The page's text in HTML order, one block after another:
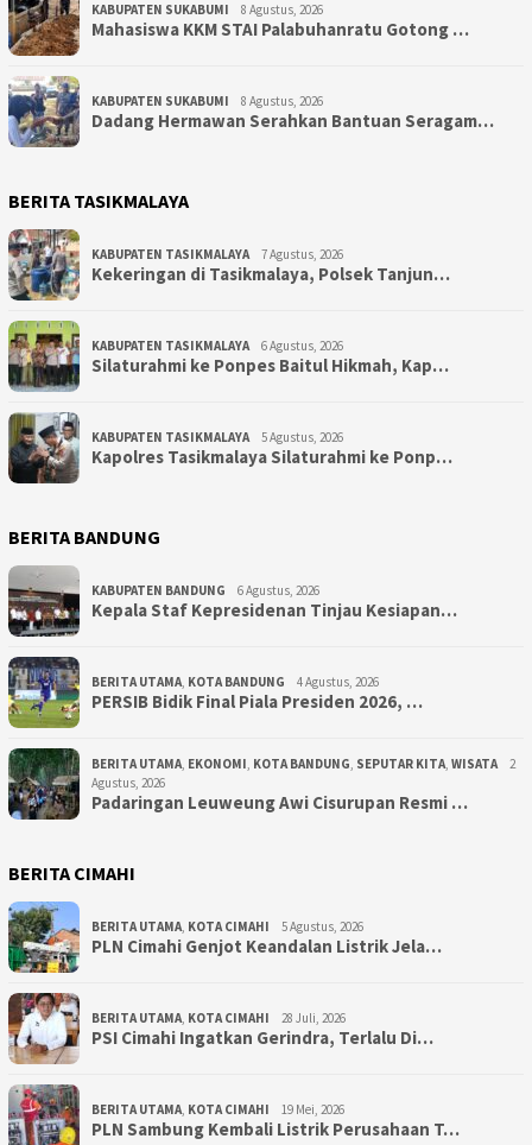
KABUPATEN SUKABUMI 8 Agustus, 2026
Mahasiswa KKM STAI Palabuhanratu Gotong …
KABUPATEN SUKABUMI 8 Agustus, 2026
Dadang Hermawan Serahkan Bantuan Seragam…
BERITA TASIKMALAYA
KABUPATEN TASIKMALAYA 7 Agustus, 2026
Kekeringan di Tasikmalaya, Polsek Tanjun…
KABUPATEN TASIKMALAYA 6 Agustus, 2026
Silaturahmi ke Ponpes Baitul Hikmah, Kap…
KABUPATEN TASIKMALAYA 5 Agustus, 2026
Kapolres Tasikmalaya Silaturahmi ke Ponp…
BERITA BANDUNG
KABUPATEN BANDUNG 6 Agustus, 2026
Kepala Staf Kepresidenan Tinjau Kesiapan…
BERITA UTAMA, KOTA BANDUNG 4 Agustus, 2026
PERSIB Bidik Final Piala Presiden 2026, …
BERITA UTAMA, EKONOMI, KOTA BANDUNG, SEPUTAR KITA, WISATA
2
Agustus, 2026
Padaringan Leuweung Awi Cisurupan Resmi …
BERITA CIMAHI
BERITA UTAMA, KOTA CIMAHI 5 Agustus, 2026
PLN Cimahi Genjot Keandalan Listrik Jela…
BERITA UTAMA, KOTA CIMAHI 28 Juli, 2026
PSI Cimahi Ingatkan Gerindra, Terlalu Di…
BERITA UTAMA, KOTA CIMAHI 19 Mei, 2026
PLN Sambung Kembali Listrik Perusahaan T…